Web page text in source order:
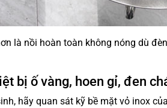
là nồi hoàn toàn không nóng dù
bị ố vàng, hoen gỉ, đen
hãy quan sát kỹ bề mặt vỏ inox